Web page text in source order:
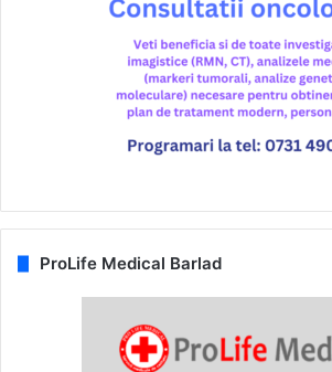
ProLife Medical Barlad